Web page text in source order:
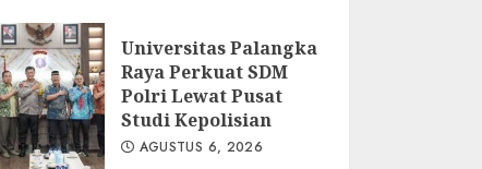
Universitas Palangka
Raya Perkuat SDM
Polri Lewat Pusat
Studi Kepolisian
AGUSTUS 6, 2026